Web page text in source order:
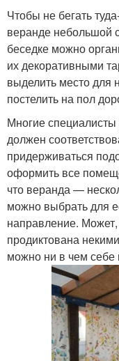
Чтобы не бегать
веранде небольшой
беседке можно
их декоративными
выделить место для
постелить на пол
Многие
должен
придерживаться
оформить все
что веранда —
можно выбрать для
направление.
продиктована
можно ни в чем себе